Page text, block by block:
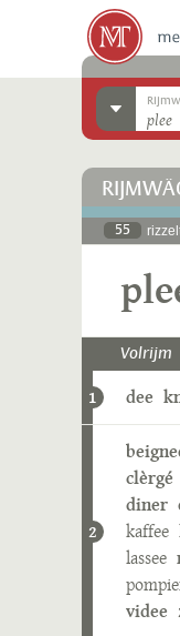
55
Volrijm
1 dee
2
clèrgé
diner
kaffee
lassee
videe